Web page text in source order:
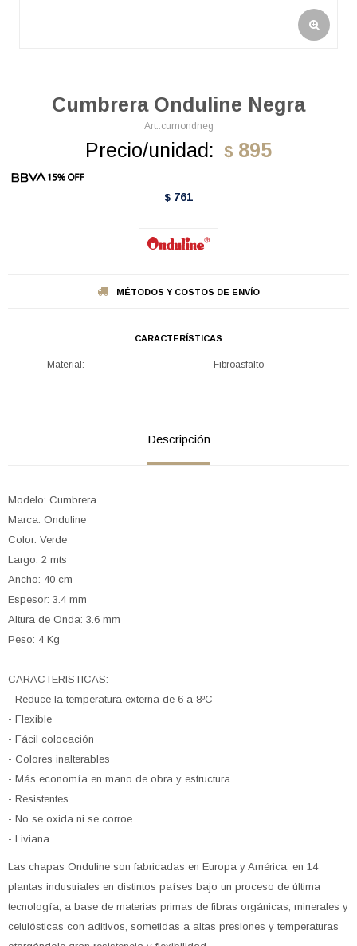
Cumbrera Onduline Negra
cumondneg
Precio/unidad: $ 895
$ 761
MÉTODOS Y COSTOS DE ENVÍO
CARACTERÍSTICAS
Material Fibroasfalto
Descripción
Modelo: Cumbrera
Marca: Onduline
Color: Verde
Largo: 2 mts
Ancho: 40 cm
Espesor: 3.4 mm
Altura de Onda: 3.6 mm
Peso: 4 Kg
CARACTERISTICAS:
- Reduce la temperatura externa de 6 a 8ºC
- Flexible
- Fácil colocación
- Colores inalterables
- Más economía en mano de obra y estructura
- Resistentes
- No se oxida ni se corroe
- Liviana
Las chapas Onduline son fabricadas en Europa y América, en 14
plantas industriales en distintos países bajo un proceso de última
tecnología, a base de materias primas de fibras orgánicas, minerales y
celulósticas con aditivos, sometidas a altas presiones y temperaturas